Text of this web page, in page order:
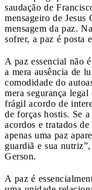
saudação de
mensageiro de Jesus
mensagem da paz.
sofrer, a paz é posta
A paz essencial não
a mera ausência de
comodidade do
mera segurança legal
frágil acordo de
de forças hostis. Se
acordos e tratados
apenas uma paz
guardiã e sua
Gerson.
A paz é